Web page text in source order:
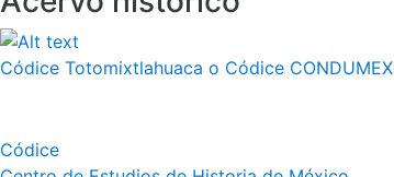
Códice Totomixtlahuaca o Códice CONDUMEX
Códice